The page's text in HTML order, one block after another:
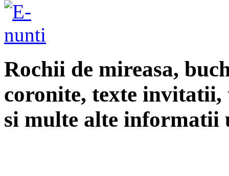
Rochii de mireasa,
coronite, texte
si multe alte informatii